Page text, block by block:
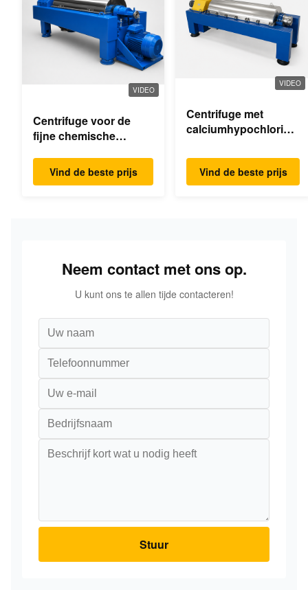
VIDEO
Centrifuge voor de
fijne chemische
Vind de beste prijs
VIDEO
Centrifuge met
calciumhypochloride-
Vind de beste prijs
Neem contact met ons op.
U kunt ons te allen tijde contacteren!
Stuur